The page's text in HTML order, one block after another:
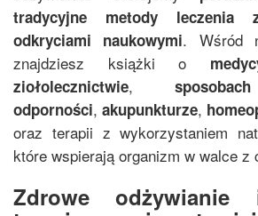
tradycyjne metody leczenia
odkryciami naukowymi. Wśród
znajdziesz książki o
ziołolecznictwie,
odporności, akupunkturze,
oraz terapii z wykorzystaniem
które wspierają organizm w walce z
Zdrowe odżywianie